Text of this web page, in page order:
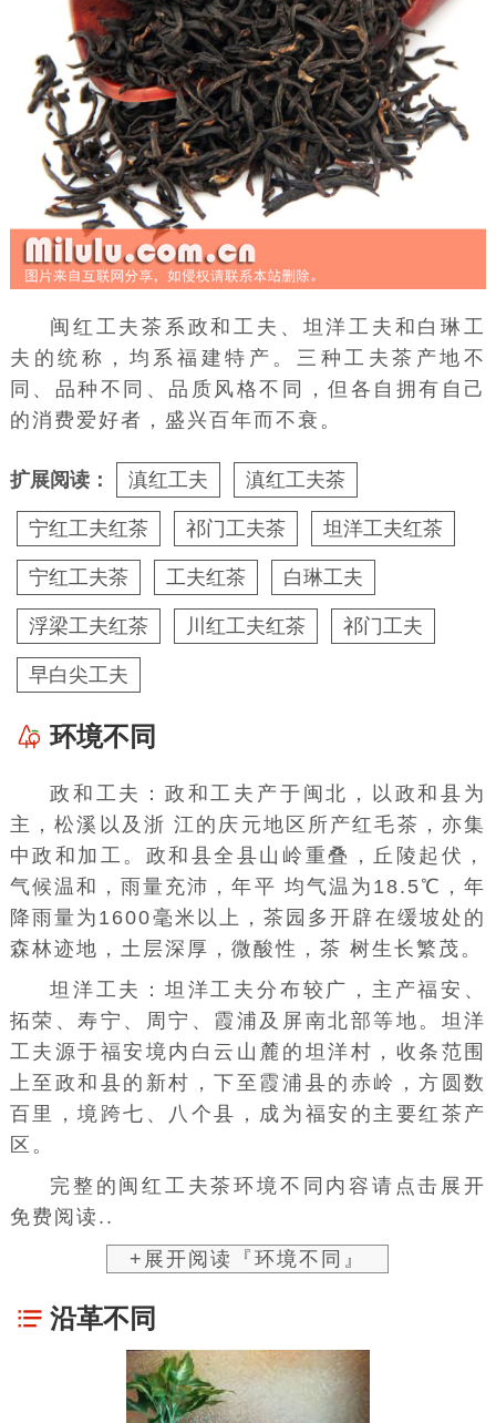
闽红工夫茶系政和工夫、坦洋工夫和白琳工
夫的统称，均系福建特产。三种工夫茶产地不
同、品种不同、品质风格不同，但各自拥有自己
的消费爱好者，盛兴百年而不衰。
扩展阅读： 滇红工夫 滇红工夫茶
宁红工夫红茶 祁门工夫茶 坦洋工夫红茶
宁红工夫茶 工夫红茶 白琳工夫
浮梁工夫红茶 川红工夫红茶 祁门工夫
早白尖工夫
环境不同
政和工夫：政和工夫产于闽北，以政和县为
主，松溪以及浙 江的庆元地区所产红毛茶，亦集
中政和加工。政和县全县山岭重叠，丘陵起伏，
气候温和，雨量充沛，年平 均气温为18.5℃，年
降雨量为1600毫米以上，茶园多开辟在缓坡处的
森林迹地，土层深厚，微酸性，茶 树生长繁茂。
坦洋工夫：坦洋工夫分布较广，主产福安、
拓荣、寿宁、周宁、霞浦及屏南北部等地。坦洋
工夫源于福安境内白云山麓的坦洋村，收条范围
上至政和县的新村，下至霞浦县的赤岭，方圆数
百里，境跨七、八个县，成为福安的主要红茶产
区。
完整的闽红工夫茶环境不同内容请点击展开
免费阅读..
+展开阅读『环境不同』
沿革不同